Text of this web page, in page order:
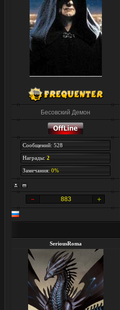
Бесовский Демон
Сообщений: 528
Награды: 2
Замечания: 0%
883
SeriousRoma